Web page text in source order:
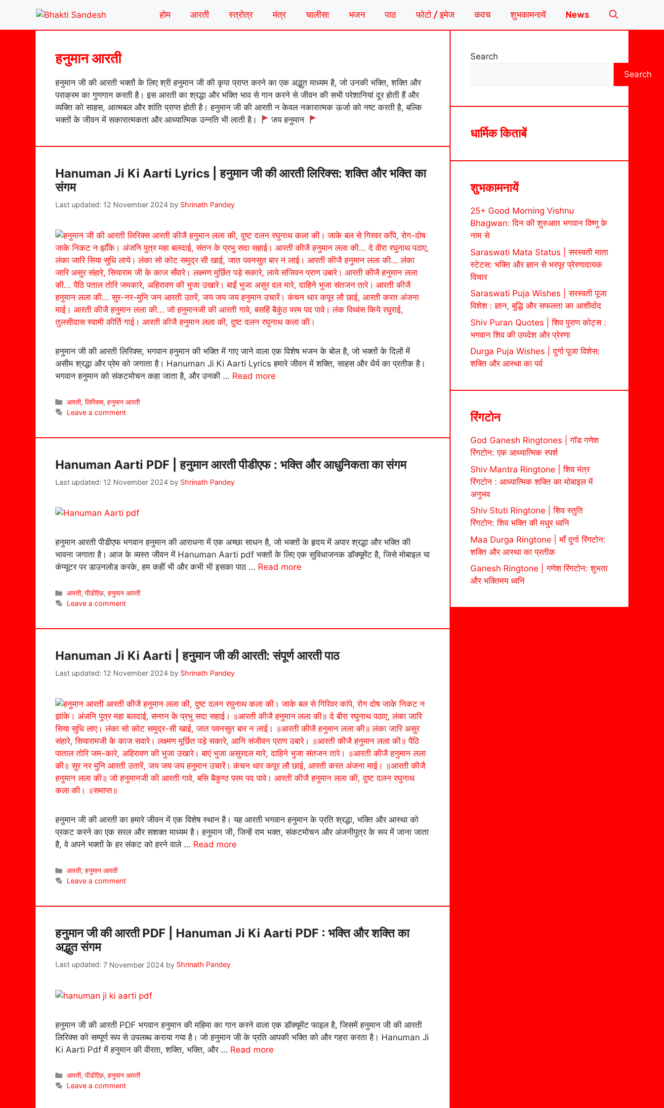
content
होम आरती स्त्रोत्र मंत्र चालीसा भजन पाठ फोटो / इमेज कवच शुभकामनायें News
हनुमान आरती
हनुमान जी की आरती भक्तों के लिए श्री हनुमान जी की कृपा प्राप्त करने का एक अद्भुत माध्यम है, जो उनकी भक्ति, शक्ति और
पराक्रम का गुणगान करती है। इस आरती का श्रद्धा और भक्ति भाव से गान करने से जीवन की सभी परेशानियां दूर होती हैं और
व्यक्ति को साहस, आत्मबल और शांति प्राप्त होती है। हनुमान जी की आरती न केवल नकारात्मक ऊर्जा को नष्ट करती है, बल्कि
भक्तों के जीवन में सकारात्मकता और आध्यात्मिक उन्नति भी लाती है।
जय हनुमान
Hanuman Ji Ki Aarti Lyrics | हनुमान जी की आरती लिरिक्स: शक्ति और भक्ति का
संगम
12 November 2024 by Shrinath Pandey
हनुमान जी की आरती लिरिक्स, भगवान हनुमान की भक्ति में गाए जाने वाला एक विशेष भजन के बोल है, जो भक्तों के दिलों में
असीम श्रद्धा और प्रेम को जगाता है। Hanuman Ji Ki Aarti Lyrics हमारे जीवन में शक्ति, साहस और धैर्य का प्रतीक है।
भगवान हनुमान को संकटमोचन कहा जाता है, और उनकी … Read more
Categories
आरती,लिरिक्स,हनुमान आरती
Leave a comment
Hanuman Aarti PDF | हनुमान आरती पीडीएफ : भक्ति और आधुनिकता का संगम
12 November 2024 by Shrinath Pandey
हनुमान आरती पीडीएफ भगवान हनुमान की आराधना में एक अच्छा साधन है, जो भक्तों के हृदय में अपार श्रद्धा और भक्ति की
भावना जगाता है। आज के व्यस्त जीवन में Hanuman Aarti pdf भक्तों के लिए एक सुविधाजनक डॉक्यूमेंट है, जिसे मोबाइल या
कंप्यूटर पर डाउनलोड करके, हम कहीं भी और कभी भी इसका पाठ … Read more
Categories
आरती,पीडीऍफ़,हनुमान आरती
Leave a comment
Hanuman Ji Ki Aarti | हनुमान जी की आरती: संपूर्ण आरती पाठ
12 November 2024 by Shrinath Pandey
हनुमान जी की आरती का हमारे जीवन में एक विशेष स्थान है। यह आरती भगवान हनुमान के प्रति श्रद्धा, भक्ति और आस्था को
प्रकट करने का एक सरल और सशक्त माध्यम है। हनुमान जी, जिन्हें राम भक्त, संकटमोचन और अंजनीपुत्र के रूप में जाना जाता
है, वे अपने भक्तों के हर संकट को हरने वाले … Read more
Categories
आरती,हनुमान आरती
Leave a comment
हनुमान जी की आरती PDF | Hanuman Ji Ki Aarti PDF : भक्ति और शक्ति का
अद्भुत संगम
7 November 2024 by Shrinath Pandey
हनुमान जी की आरती PDF भगवान हनुमान की महिमा का गान करने वाला एक डॉक्यूमेंट फाइल है, जिसमें हनुमान जी की आरती
लिरिक्स को सम्पूर्ण रूप से उपलब्ध कराया गया है। जो हनुमान जी के प्रति आपकी भक्ति को और गहरा करता है। Hanuman Ji
Ki Aarti Pdf में हनुमान की वीरता, शक्ति, भक्ति, और … Read more
Categories
आरती,पीडीऍफ़,हनुमान आरती
Leave a comment
Search
Search
धार्मिक किताबें
शुभकामनायें
25+ Good Morning Vishnu
Bhagwan: दिन की शुरुआत भगवान विष्णु के
नाम से
Saraswati Mata Status | सरस्वती माता
स्टेटस: भक्ति और ज्ञान से भरपूर प्रेरणादायक
विचार
Saraswati Puja Wishes | सरस्वती पूजा
विशेश : ज्ञान, बुद्धि और सफलता का आशीर्वाद
Shiv Puran Quotes | शिव पुराण कोट्स :
भगवान शिव की उपदेश और प्रेरणा
Durga Puja Wishes | दुर्गा पूजा विशेस:
शक्ति और आस्था का पर्व
रिंगटोन
God Ganesh Ringtones | गॉड गणेश
रिंगटोन: एक आध्यात्मिक स्पर्श
Shiv Mantra Ringtone | शिव मंत्र
रिंगटोन : आध्यात्मिक शक्ति का मोबाइल में
अनुभव
Shiv Stuti Ringtone | शिव स्तुति
रिंगटोन: शिव भक्ति की मधुर ध्वनि
Maa Durga Ringtone | माँ दुर्गा रिंगटोन:
शक्ति और आस्था का प्रतीक
Ganesh Ringtone | गणेश रिंगटोन: शुभता
और भक्तिमय ध्वनि